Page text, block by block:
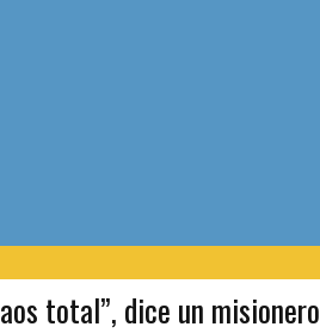
total”, dice un misionero